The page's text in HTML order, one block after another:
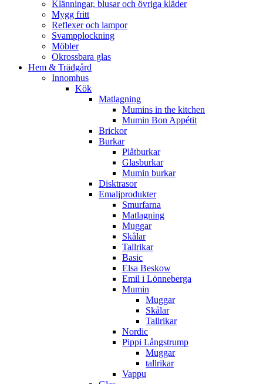
Klänningar, blusar och övriga kläder
Mygg fritt
Reflexer och lampor
Svampplockning
Möbler
Okrossbara glas
Hem & Trädgård
Innomhus
Kök
Matlagning
Mumins in the kitchen
Mumin Bon Appétit
Brickor
Burkar
Plåtburkar
Glasburkar
Mumin burkar
Disktrasor
Emaljprodukter
Smurfarna
Matlagning
Muggar
Skålar
Tallrikar
Basic
Elsa Beskow
Emil i Lönneberga
Mumin
Muggar
Skålar
Tallrikar
Nordic
Pippi Långstrump
Muggar
tallrikar
Vappu